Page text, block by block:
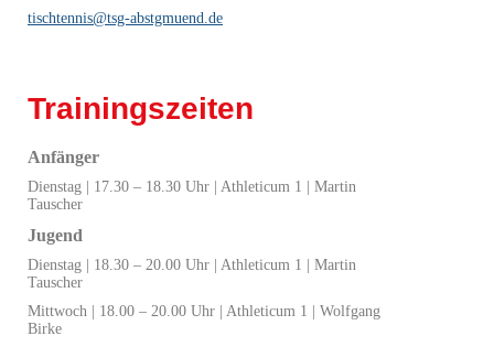
tischtennis@tsg-abstgmuend.de
Trainingszeiten
Anfänger
Dienstag | 17.30 – 18.30 Uhr | Athleticum 1 | Martin
Tauscher
Jugend
Dienstag | 18.30 – 20.00 Uhr | Athleticum 1 | Martin
Tauscher
Mittwoch | 18.00 – 20.00 Uhr | Athleticum 1 | Wolfgang
Birke